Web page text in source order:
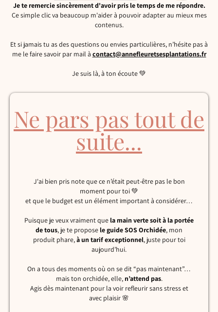
Je te remercie sincèrement d'avoir pris le temps de me répondre.
Ce simple clic va beaucoup m'aider à pouvoir adapter au mieux mes
contenus.
Et si jamais tu as des questions ou envies particulières, n’hésite pas à
me le faire savoir par mail à contact@annefleuretsesplantations.fr
Je suis là, à ton écoute 💚
Ne pars pas tout de
suite...
J'ai bien pris note que ce n’était peut-être pas le bon
moment pour toi 💚
et que le budget est un élément important à considérer…
Puisque je veux vraiment que la main verte soit à la portée
de tous, je te propose le guide SOS Orchidée, mon
produit phare,à un tarif exceptionnel, juste pour toi
aujourd’hui.
On a tous des moments où on se dit “pas maintenant”…
mais ton orchidée, elle, n’attend pas.
Agis dès maintenant pour la voir refleurir sans stress et
avec plaisir 🌸